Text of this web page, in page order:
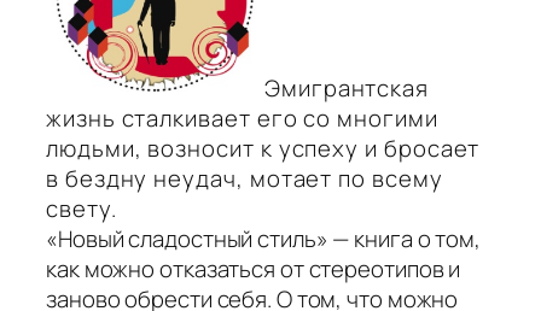
Эмигрантская
жизнь сталкивает его со многими
людьми, возносит к успеху и бросает
в бездну неудач, мотает по всему
свету.
«Новый сладостный стиль» — книга о том,
как можно отказаться от стереотипов и
заново обрести себя. О том, что можно